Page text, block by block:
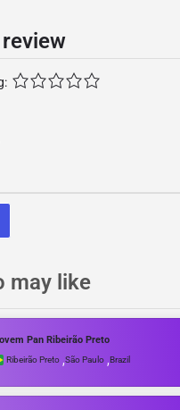
may like
Pan Ribeirão Preto
Ribeirão Preto ,São Paulo ,Brazil